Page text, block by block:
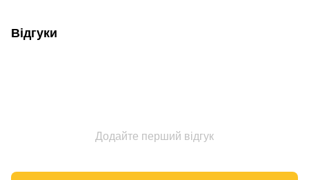
Відгуки
Додайте перший відгук